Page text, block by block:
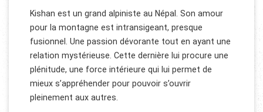
Kishan est un grand alpiniste au Népal. Son amour
pour la montagne est intransigeant, presque
fusionnel. Une passion dévorante tout en ayant une
relation mystérieuse. Cette dernière lui procure une
plénitude, une force intérieure qui lui permet de
mieux s’appréhender pour pouvoir s’ouvrir
pleinement aux autres.